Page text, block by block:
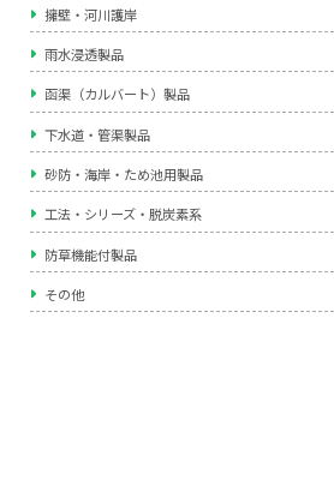
擁壁・河川護岸
雨水浸透製品
函渠（カルバート）製品
下水道・管渠製品
砂防・海岸・ため池用製品
工法・シリーズ・脱炭素系
防草機能付製品
その他